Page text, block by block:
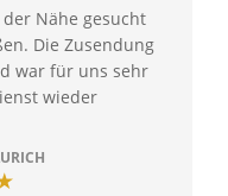
Nähe gesucht
Die Zusendung
war für uns sehr
wieder